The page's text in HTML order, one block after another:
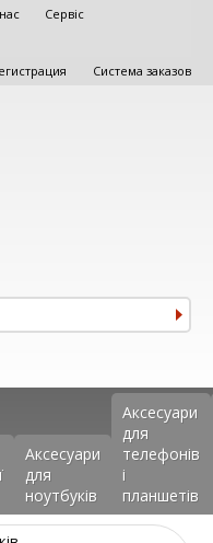
Сервіс
Система заказов
Аксесуари
для
ноутбуків
Аксеcуари
для
телефонів
і
планшетів